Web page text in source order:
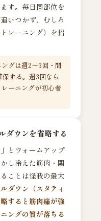
ます。毎日同部位を
いつかず、むしろ
レーニング）を招
グは週2〜3回・間
する。週3回なら
ーニングが初心者
ダウンを省略する
とウォームアップ
し冷えた筋肉・関
ことは怪我の最大
ダウン（スタティ
すると筋肉痛が強
ングの質が落ちる